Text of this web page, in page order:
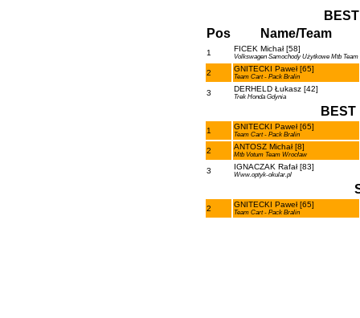
Pos
Name/Team
1 FICEK Michał [58]
Volkswagen Samochody Użytkowe Mtb Team
2 GNITECKI Paweł [65]
Team Cart - Pack Bralin
3 DERHELD Łukasz [42]
Trek Honda Gdynia
BEST
1 GNITECKI Paweł [65]
Team Cart - Pack Bralin
2 ANTOSZ Michał [8]
Mtb Votum Team Wrocław
3 IGNACZAK Rafał [83]
Www.optyk-okular.pl
2 GNITECKI Paweł [65]
Team Cart - Pack Bralin